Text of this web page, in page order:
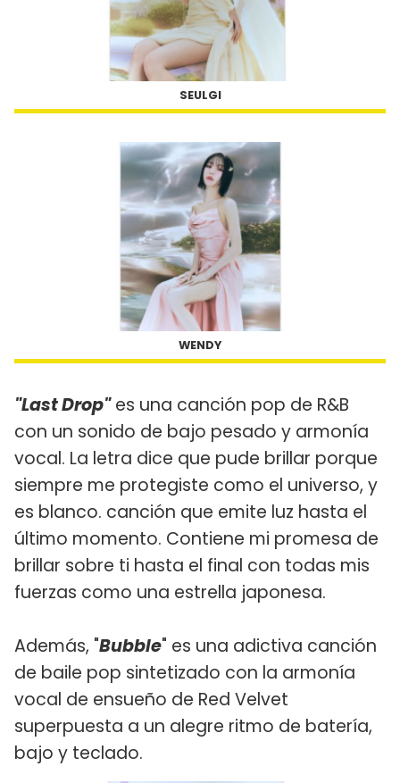
SEULGI
WENDY
"Last Drop"es una canción pop de R&B
con un sonido de bajo pesado y armonía
vocal. La letra dice que pude brillar porque
siempre me protegiste como el universo, y
es blanco. canción que emite luz hasta el
último momento. Contiene mi promesa de
brillar sobre ti hasta el final con todas mis
fuerzas como una estrella japonesa.
Además, "Bubble" es una adictiva canción
de baile pop sintetizado con la armonía
vocal de ensueño de Red Velvet
superpuesta a un alegre ritmo de batería,
bajo y teclado.